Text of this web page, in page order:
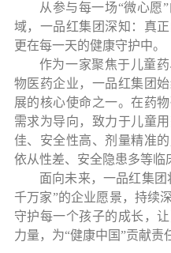
从参与每一场“微心愿
域，一品红集团深知：真
更在每一天的健康守护中。
作为一家聚焦于儿童
物医药企业，一品红集团
展的核心使命之一。在药
需求为导向，致力于儿童
佳、安全性高、剂量精准
依从性差、安全隐患多等临
面向未来，一品红集团
千万家”的企业愿景，持续
守护每一个孩子的成长，
力量，为“健康中国”贡献责